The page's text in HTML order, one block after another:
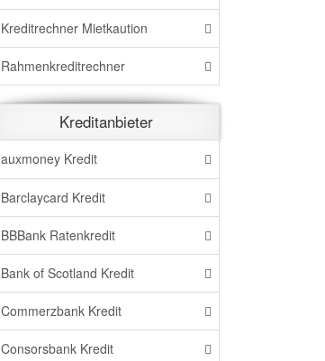
Kreditrechner Mietkaution
Rahmenkreditrechner
Kreditanbieter
auxmoney Kredit
Barclaycard Kredit
BBBank Ratenkredit
Bank of Scotland Kredit
Commerzbank Kredit
Consorsbank Kredit